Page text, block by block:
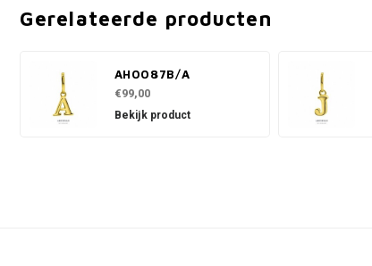
Gerelateerde producten
AH0087B/A
€99,00
Bekijk product